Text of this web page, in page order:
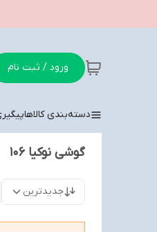
ورود / ثبت نام
دسته‌بندی کالاها
گوشی نوکیا ۱۰۶
جدیدترین